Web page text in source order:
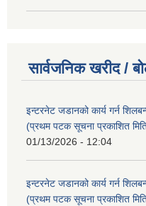
सार्वजनिक खरीद /
इन्टरनेट जडानको कार्य गर्न
(प्रथम पटक सूचना प्रकाशित
01/13/2026 - 12:04
इन्टरनेट जडानको कार्य गर्न
(प्रथम पटक सूचना प्रकाशित